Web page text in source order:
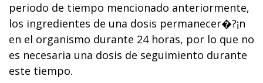
periodo de tiempo mencionado anteriormente,
los ingredientes de una dosis permanecer�?¡n
en el organismo durante 24 horas, por lo que no
es necesaria una dosis de seguimiento durante
este tiempo.